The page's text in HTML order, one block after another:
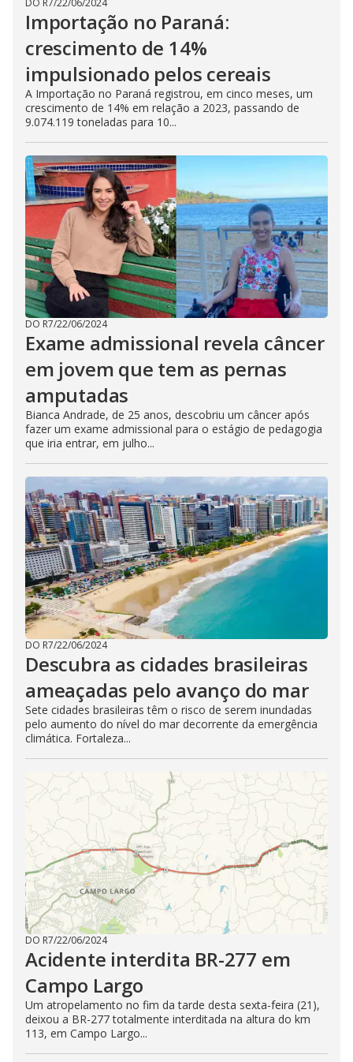
DO R7/22/06/2024
Importação no Paraná:
crescimento de 14%
impulsionado pelos cereais
A Importação no Paraná registrou, em cinco meses, um
crescimento de 14% em relação a 2023, passando de
9.074.119 toneladas para 10...
DO R7/22/06/2024
Exame admissional revela câncer
em jovem que tem as pernas
amputadas
Bianca Andrade, de 25 anos, descobriu um câncer após
fazer um exame admissional para o estágio de pedagogia
que iria entrar, em julho...
DO R7/22/06/2024
Descubra as cidades brasileiras
ameaçadas pelo avanço do mar
Sete cidades brasileiras têm o risco de serem inundadas
pelo aumento do nível do mar decorrente da emergência
climática. Fortaleza...
DO R7/22/06/2024
Acidente interdita BR-277 em
Campo Largo
Um atropelamento no fim da tarde desta sexta-feira (21),
deixou a BR-277 totalmente interditada na altura do km
113, em Campo Largo...